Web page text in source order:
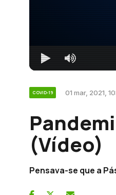
COVID-19 01 mar, 2021,
(Vídeo)
Pensava-se que a